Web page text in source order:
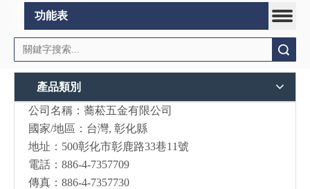
功能表
產品類別
公司名稱：蕎菘五金有限公司
國家/地區：台灣, 彰化縣
地址：500彰化市彰鹿路33巷11號
電話：886-4-7357709
傳真：886-4-7357730